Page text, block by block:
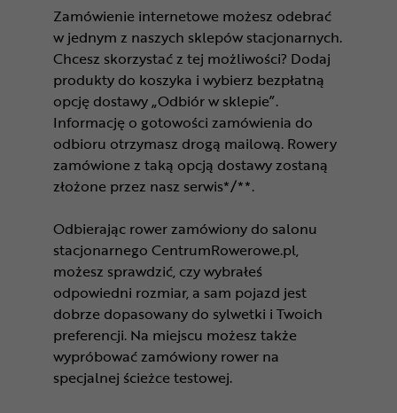
Zamówienie internetowe możesz odebrać
w jednym z naszych sklepów stacjonarnych.
Chcesz skorzystać z tej możliwości? Dodaj
produkty do koszyka i wybierz bezpłatną
opcję dostawy „Odbiór w sklepie”.
Informację o gotowości zamówienia do
odbioru otrzymasz drogą mailową. Rowery
zamówione z taką opcją dostawy zostaną
złożone przez nasz serwis*/**.
Odbierając rower zamówiony do salonu
stacjonarnego CentrumRowerowe.pl,
możesz sprawdzić, czy wybrałeś
odpowiedni rozmiar, a sam pojazd jest
dobrze dopasowany do sylwetki i Twoich
preferencji. Na miejscu możesz także
wypróbować zamówiony rower na
specjalnej ścieżce testowej.